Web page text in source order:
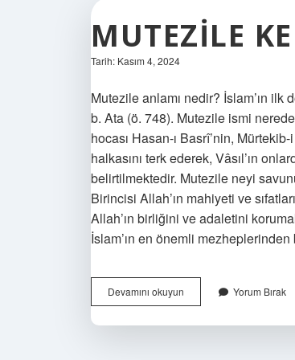
MUTEZILE
Tarih: Kasım 4, 2024
Mutezile anlamı nedir? İslam’ın
b. Ata (ö. 748). Mutezile ismi
hocası Hasan-ı Basrî’nin,
halkasını terk ederek, Vâsıl’ın
belirtilmektedir. Mutezile neyi
Birincisi Allah’ın mahiyeti ve
Allah’ın birliğini ve adaletini
İslam’ın en önemli
Devamını okuyun Mutezile
Kelime
Yorum Bırak